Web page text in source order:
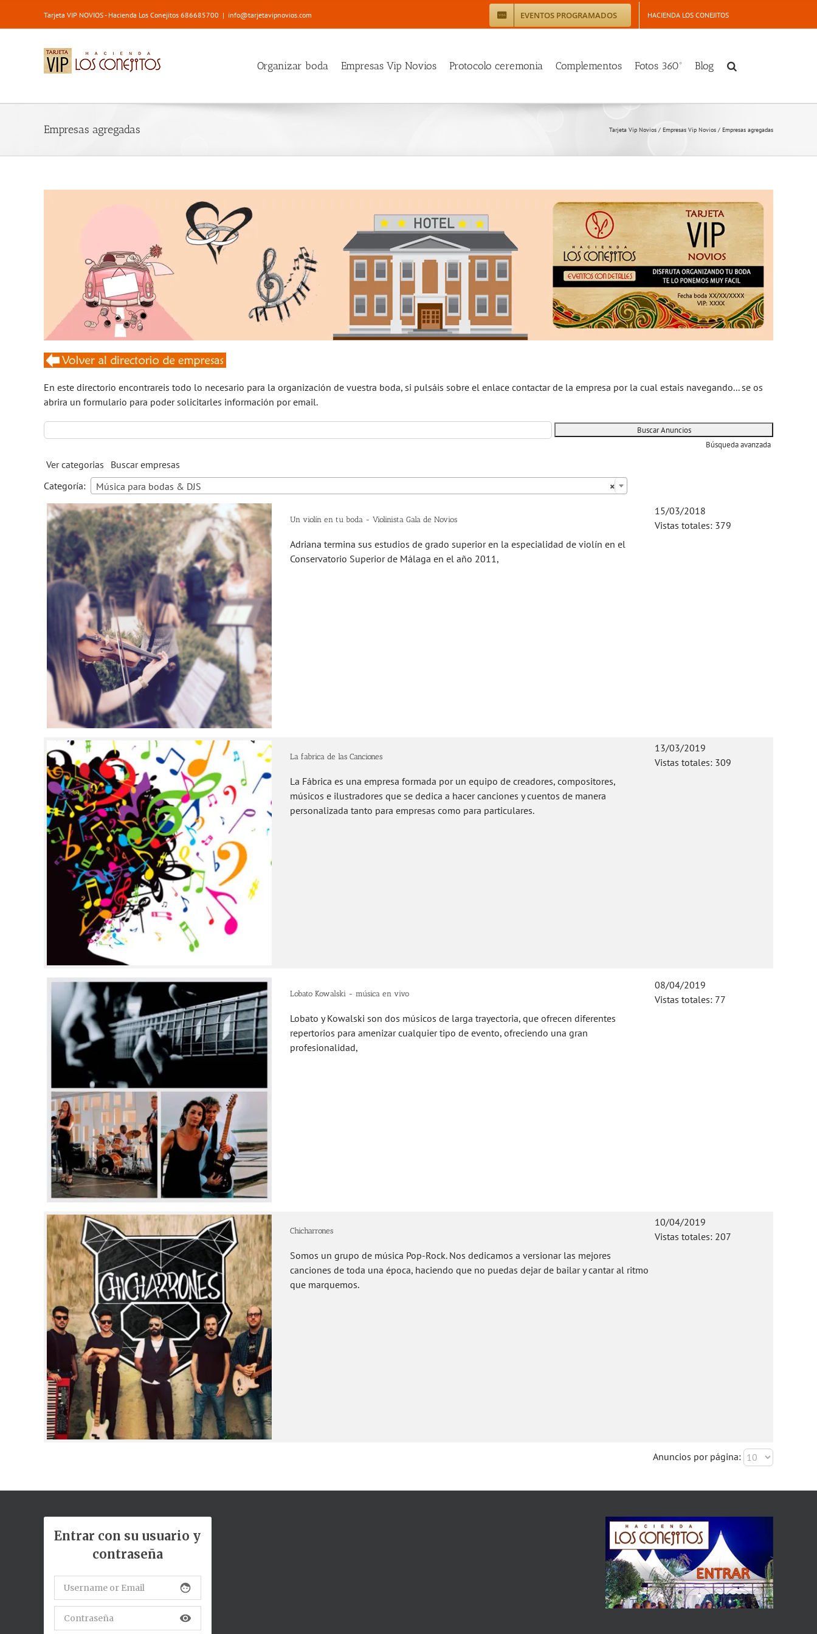
Tarjeta VIP NOVIOS - Hacienda Los Conejitos 686685700 | info@tarjetavipnovios.com EVENTOS PROGRAMADOS HACIENDA LOS CONEJITOS
Organizar boda Empresas Vip Novios Protocolo ceremonia Complementos Fotos 360º Blog
Empresas agregadas Tarjeta Vip Novios / Empresas Vip Novios / Empresas agregadas
En este directorio encontrareis todo lo necesario para la organización de vuestra boda, si pulsáis sobre el enlace contactar de la empresa por la cual estais navegando... se os
abrira un formulario para poder solicitarles información por email.
Búsqueda avanzada
Ver categorias
Buscar empresas
Categoría:
×
Música para bodas & DJS
Un violín en tu boda - Violinista Gala de Novios
Adriana termina sus estudios de grado superior en la especialidad de violín en el
Conservatorio Superior de Málaga en el año 2011,
15/03/2018
Vistas totales: 379
La fabrica de las Canciones
La Fábrica es una empresa formada por un equipo de creadores, compositores,
músicos e ilustradores que se dedica a hacer canciones y cuentos de manera
personalizada tanto para empresas como para particulares.
13/03/2019
Vistas totales: 309
Lobato Kowalski - música en vivo
Lobato y Kowalski son dos músicos de larga trayectoria, que ofrecen diferentes
repertorios para amenizar cualquier tipo de evento, ofreciendo una gran
profesionalidad,
08/04/2019
Vistas totales: 77
Chicharrones
Somos un grupo de música Pop-Rock. Nos dedicamos a versionar las mejores
canciones de toda una época, haciendo que no puedas dejar de bailar y cantar al ritmo
que marquemos.
10/04/2019
Vistas totales: 207
Anuncios por página:
Entrar con su usuario y
contraseña
face
visibility